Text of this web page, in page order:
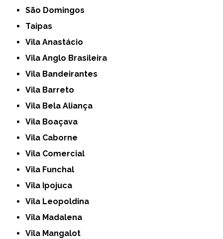
São Domingos
Taipas
Vila Anastácio
Vila Anglo Brasileira
Vila Bandeirantes
Vila Barreto
Vila Bela Aliança
Vila Boaçava
Vila Caborne
Vila Comercial
Vila Funchal
Vila Ipojuca
Vila Leopoldina
Vila Madalena
Vila Mangalot